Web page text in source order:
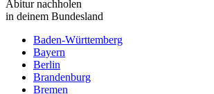
Abitur nachholen
in deinem Bundesland
Baden-Württemberg
Bayern
Berlin
Brandenburg
Bremen